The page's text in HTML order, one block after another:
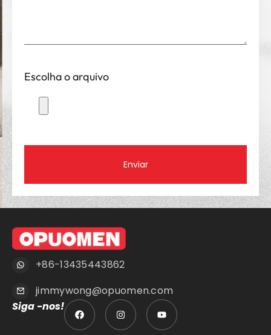
Escolha o arquivo
Enviar
+86-13435443862
jimmywong@opuomen.com
Siga -nos!